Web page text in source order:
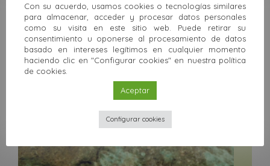
Siguiente
Volver a la colección
Otras colecciones
Con su acuerdo, usamos cookies o tecnologías similares
para almacenar, acceder y procesar datos personales
como su visita en este sitio web. Puede retirar su
consentimiento u oponerse al procesamiento de datos
basado en intereses legítimos en cualquier momento
haciendo clic en "Configurar cookies" en nuestra política
de cookies.
Aceptar
Configurar cookies